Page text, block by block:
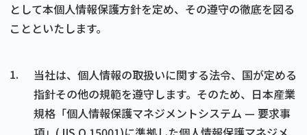
として本個人情報保護方針を定め、その遵守の徹底を図る
ことといたします。
1.
当社は、個人情報の取扱いに関する法令、国が定める
指針その他の規範を遵守します。そのため、日本産業
規格「個人情報保護マネジメントシステム — 要求事